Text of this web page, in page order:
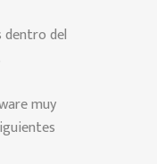
dentro del
muy